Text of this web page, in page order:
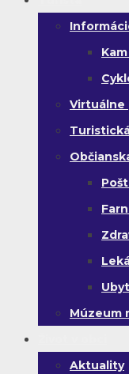
Virtuálne
Múzeum
Aktuality